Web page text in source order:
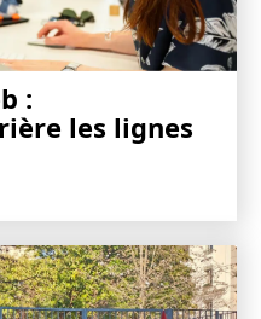
:
les lignes